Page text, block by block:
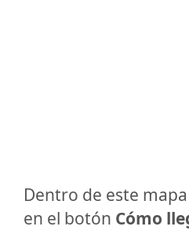
Dentro de este
en el botón Cómo